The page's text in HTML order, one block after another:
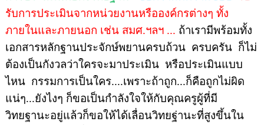
รับการประเมินจากหน่วยงานหรือองค์กรต่างๆ ทั้ง
ภายในและภายนอก เช่น สมศ.ฯลฯ... ถ้าเรามีพร้อมทั้ง
เอกสารหลักฐานประจักษ์พยานครบถ้วน ครบครัน ก็ไม่
ต้องเป็นกังวลว่าใครจะมาประเมิน หรือประเมินแบบ
ไหน กรรมการเป็นใคร....เพราะถ้าถูก...ก็คือถูกไม่ผิด
แน่ๆ...ยังไงๆ ก็ขอเป็นกำลังใจให้กับคุณครูผู้ที่มี
วิทยฐานะอยู่แล้วก็ขอให้ได้เลื่อนวิทยฐ่านะที่สูงขึ้นใน